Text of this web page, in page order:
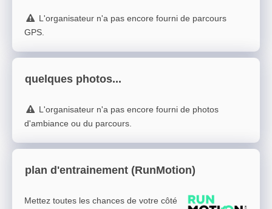
L'organisateur n'a pas encore fourni de parcours
GPS.
quelques photos...
L'organisateur n'a pas encore fourni de photos
d'ambiance ou du parcours.
plan d'entrainement (RunMotion)
Mettez toutes les chances de votre côté